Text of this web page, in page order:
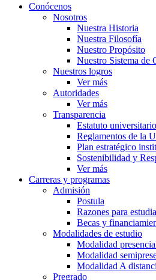
search
Menu
Conócenos
Nosotros
Nuestra Historia
Nuestra Filosofía
Nuestro Propósito
Nuestro Sistema de
Nuestros logros
Ver más
Autoridades
Ver más
Transparencia
Estatuto universitario
Reglamentos de la
Plan estratégico
Sostenibilidad y
Ver más
Carreras y programas
Admisión
Postula
Razones para
Becas y
Modalidades de estudio
Modalidad
Modalidad
Modalidad A
Pregrado